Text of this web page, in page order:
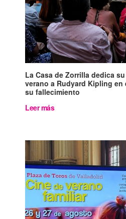
La Casa de Zorrilla dedica
verano a Rudyard Kipling en
su fallecimiento
Leer más